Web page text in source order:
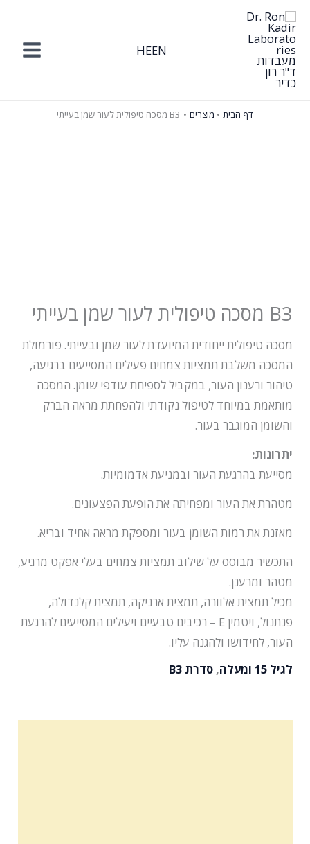
דילוג
לתוכן
EN
HE
דף הבית מוצרים B3 מסכה טיפולית לעור שמן בעייתי
B3 מסכה טיפולית לעור שמן בעייתי
מסכה טיפולית ייחודית המיועדת לעור שמן ובעייתי. פורמולת
המסכה משלבת תמציות צמחים פעילים המסייעים ברגיעה,
טיהור ורענון העור, במקביל לספיחת עודפי שומן. המסכה
מותאמת במיוחד לטיפול נקודתי ולהפחתת מראה הברק
והשומן המוגבר בעור.
יתרונות:
מסייעת בהרגעת העור ובמניעת אדמומיות.
מטהרת את העור ומפחיתה את הופעת הפצעונים.
מאזנת את רמות השומן בעור ומספקת מראה אחיד ובריא.
התכשיר מבוסס על שילוב תמציות צמחים בעלי אפקט מרגיע,
מטהר ומרענן.
מכיל תמצית אלוורה, תמצית ארניקה, תמצית קלנדולה,
פנתנול, ויטמין E – רכיבים טבעיים ויעילים המסייעים להרגעת
העור, לחידושו ולהגנה עליו.
לגיל 15 ומעלה
,סדרת B3